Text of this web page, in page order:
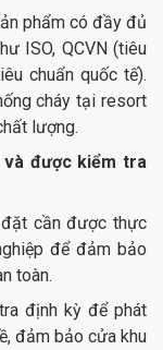
phẩm có đầy đủ
ISO, QCVN (tiêu
chuẩn quốc tế).
cháy tại resort
lượng.
được kiểm tra
cần được thực
để đảm bảo
toàn.
định kỳ để phát
đảm bảo cửa khu